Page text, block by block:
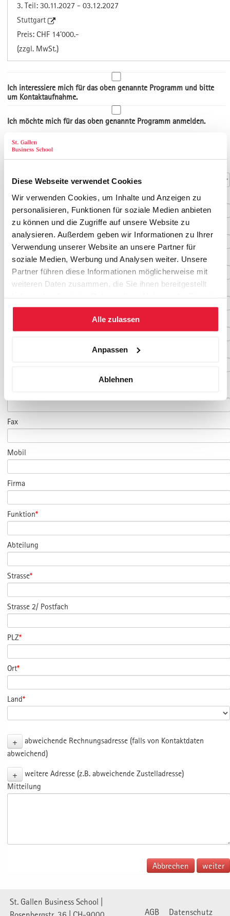
Diese Webseite verwendet Cookies
Wir verwenden Cookies, um Inhalte und Anzeigen zu
personalisieren, Funktionen für soziale Medien anbieten
zu können und die Zugriffe auf unsere Website zu
analysieren. Außerdem geben wir Informationen zu Ihrer
Verwendung unserer Website an unsere Partner für
soziale Medien, Werbung und Analysen weiter. Unsere
Partner führen diese Informationen möglicherweise mit
weiteren Daten zusammen, die Sie ihnen bereitgestellt
gesammelt haben.
Alle zulassen
Anpassen
Ablehnen
3. Teil: 30.11.2027 - 03.12.2027
Stuttgart
Preis: CHF 14'000.-
(zzgl. MwSt.)
Ich interessiere mich für das oben genannte Programm und bitte
um Kontaktaufnahme.
Ich möchte mich für das oben genannte Programm anmelden.
Art der Adresse
Kontaktdaten
Titel
Vorname*
Nachname*
Geburtsdatum
Fax
Mobil
Firma
Funktion*
Abteilung
Strasse*
Strasse 2/ Postfach
PLZ*
Ort*
Land*
+
abweichende Rechnungsadresse (falls von Kontaktdaten
abweichend)
+
weitere Adresse (z.B. abweichende Zustelladresse)
Mitteilung
Abbrechen
St. Gallen Business School |
AGB Datenschutz